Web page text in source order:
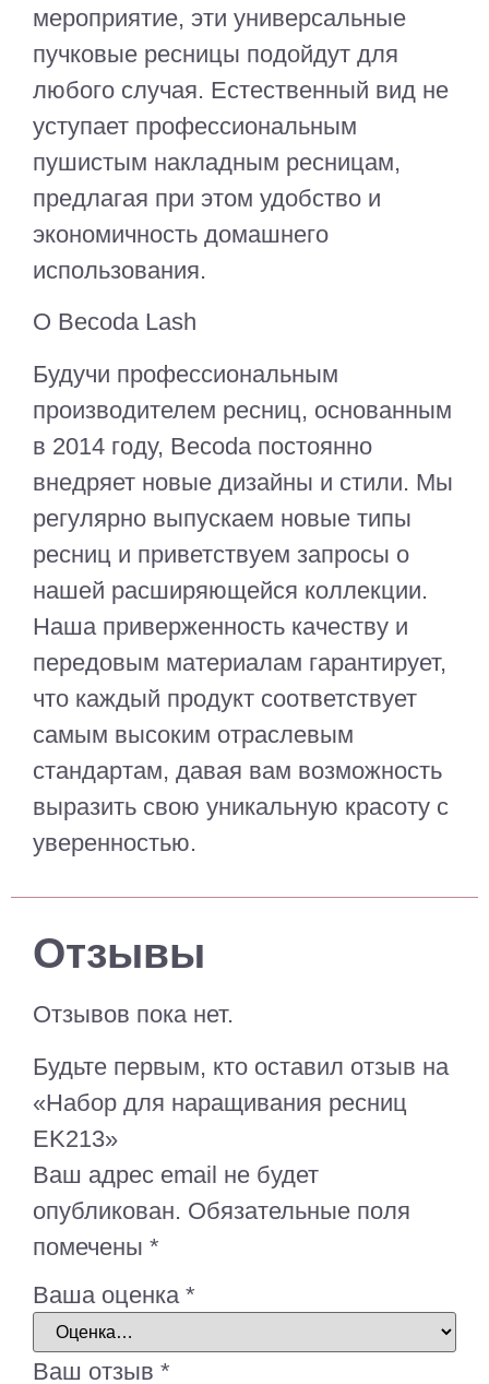
мероприятие, эти универсальные
пучковые ресницы подойдут для
любого случая. Естественный вид не
уступает профессиональным
пушистым накладным ресницам,
предлагая при этом удобство и
экономичность домашнего
использования.
О Becoda Lash
Будучи профессиональным
производителем ресниц, основанным
в 2014 году, Becoda постоянно
внедряет новые дизайны и стили. Мы
регулярно выпускаем новые типы
ресниц и приветствуем запросы о
нашей расширяющейся коллекции.
Наша приверженность качеству и
передовым материалам гарантирует,
что каждый продукт соответствует
самым высоким отраслевым
стандартам, давая вам возможность
выразить свою уникальную красоту с
уверенностью.
Отзывы
Отзывов пока нет.
Будьте первым, кто оставил отзыв на
«Набор для наращивания ресниц
EK213»
Ваш адрес email не будет
опубликован. Обязательные поля
помечены *
Ваша оценка *
Ваш отзыв *